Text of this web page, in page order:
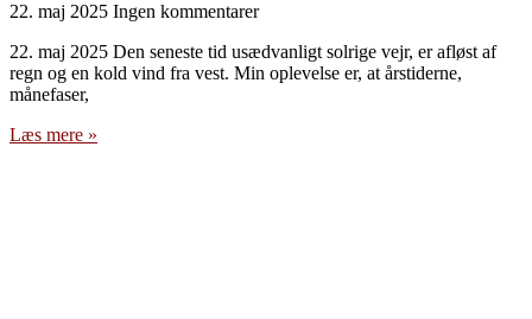
22. maj 2025 Ingen kommentarer
22. maj 2025 Den seneste tid usædvanligt solrige vejr, er afløst af
regn og en kold vind fra vest. Min oplevelse er, at årstiderne,
månefaser,
Læs mere »